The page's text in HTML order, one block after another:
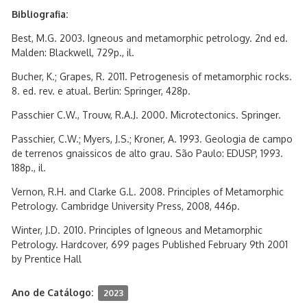
Bibliografia:
Best, M.G. 2003. Igneous and metamorphic petrology. 2nd ed.
Malden: Blackwell, 729p., il.
Bucher, K.; Grapes, R. 2011. Petrogenesis of metamorphic rocks.
8. ed. rev. e atual. Berlin: Springer, 428p.
Passchier C.W., Trouw, R.A.J. 2000. Microtectonics. Springer.
Passchier, C.W.; Myers, J.S.; Kroner, A. 1993. Geologia de campo
de terrenos gnaissicos de alto grau. São Paulo: EDUSP, 1993.
188p., il.
Vernon, R.H. and Clarke G.L. 2008. Principles of Metamorphic
Petrology. Cambridge University Press, 2008, 446p.
Winter, J.D. 2010. Principles of Igneous and Metamorphic
Petrology. Hardcover, 699 pages Published February 9th 2001
by Prentice Hall
Ano de Catálogo: 2023